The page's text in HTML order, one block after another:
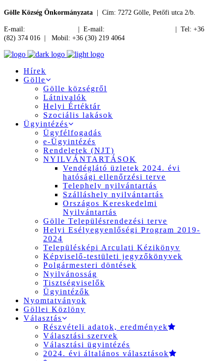
Gölle Község Önkormányzata | Cím: 7272 Gölle, Petőfi utca 2/b.
E-mail: | E-mail:
| Tel: +36
(82) 374 016 | Mobil: +36 (30) 219 4064
Hírek
Gölle
Gölle községről
Látnivalók
Helyi Értéktár
Szociális lakások
Ügyintézés
Ügyfélfogadás
e-Ügyintézés
Rendeletek (NJT)
NYILVÁNTARTÁSOK
Vendéglátó üzletek 2024. évi
hatósági ellenőrzési terve
Telephely nyilvántartás
Szálláshely nyilvántartás
Országos Kereskedelmi
Nyilvántartás
Gölle Településrendezési terve
Helyi Esélyegyenlőségi Program 2019-
2024
Településképi Arculati Kézikönyv
Képviselő-testületi jegyzőkönyvek
Polgármesteri döntések
Nyilvánosság
Tisztségviselők
Ügyintézők
Nyomtatványok
Göllei Közlöny
Választás
Részvételi adatok, eredmények
Választási szervek
Választási ügyintézés
2024. évi általános választások